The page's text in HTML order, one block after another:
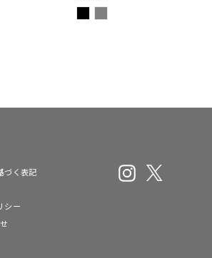
づく表記
シー
Instagram